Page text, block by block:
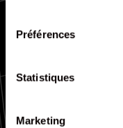
Préférences
Statistiques
Marketing